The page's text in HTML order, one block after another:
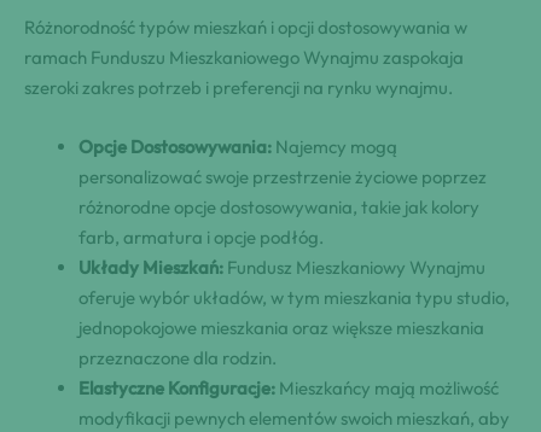
Różnorodność typów mieszkań i opcji dostosowywania w
ramach Funduszu Mieszkaniowego Wynajmu zaspokaja
szeroki zakres potrzeb i preferencji na rynku wynajmu.
Opcje Dostosowywania: Najemcy mogą
personalizować swoje przestrzenie życiowe poprzez
różnorodne opcje dostosowywania, takie jak kolory
farb, armatura i opcje podłóg.
Układy Mieszkań: Fundusz Mieszkaniowy Wynajmu
oferuje wybór układów, w tym mieszkania typu studio,
jednopokojowe mieszkania oraz większe mieszkania
przeznaczone dla rodzin.
Elastyczne Konfiguracje: Mieszkańcy mają możliwość
modyfikacji pewnych elementów swoich mieszkań, aby